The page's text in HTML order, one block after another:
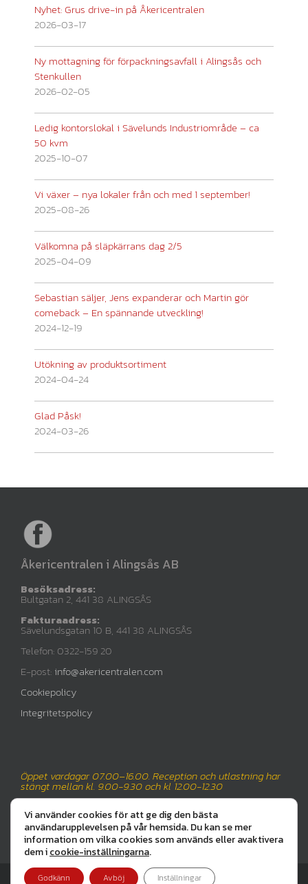
Nyhet: Grus drive-in på Åkericentralen
2026-03-17
Ny mottagning för förpackningsavfall i Alingsås och
Stenkullen
2026-02-05
Ledig kontorslokal i Sävelunds Industriområde – ca
50 kvm
2025-10-07
Vi växer – nya lokaler från och med 1 september!
2025-08-26
Välkomna på släpkärrans dag 2/5
2025-04-09
Sebastian säljer, Jens expanderar och Martin gör
comeback – En spännande utveckling!
2024-12-19
Utökning av produktsortiment
2024-04-24
Glad Påsk!
2024-03-26
Åkericentralen i Alingsås AB
Besöksadress:
Bultgatan 2, 441 38 ALINGSÅS
Fakturaadress:
Sävelundsgatan 10 B, 441 38 ALINGSÅS
Telefon: 0322-159 20
E-post: info@akericentralen.com
Cookiepolicy
Integritetspolicy
Öppet vardagar 07.00–16.00. Reception och utlastning har
stängt mellan kl. 9.00-9.30 och kl 12.00-12.30
Vi använder cookies för att ge dig den bästa
användarupplevelsen på vår hemsida. Du kan se mer
information om vilka cookies som används eller avaktivera
dem icookie-inställningarna.
Godkänn Avböj Inställningar